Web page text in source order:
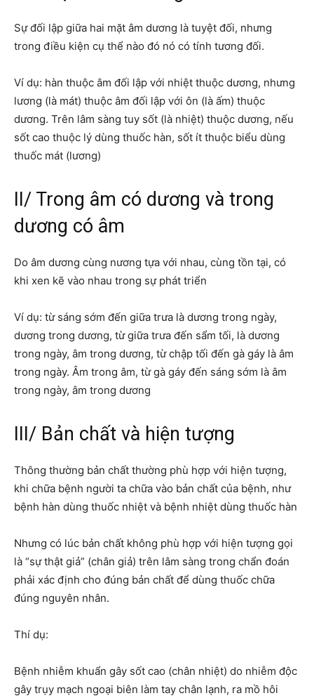
Sự đối lập giữa hai mặt âm dương là tuyệt đối, nhưng
trong điều kiện cụ thể nào đó nó có tính tương đối.
Ví dụ: hàn thuộc âm đối lập với nhiệt thuộc dương, nhưng
lương (là mát) thuộc âm đối lập với ôn (là ấm) thuộc
dương. Trên lâm sàng tuy sốt (là nhiệt) thuộc dương, nếu
sốt cao thuộc lý dùng thuốc hàn, sốt ít thuộc biểu dùng
thuốc mát (lương)
II/ Trong âm có dương và trong
dương có âm
Do âm dương cùng nương tựa với nhau, cùng tồn tại, có
khi xen kẽ vào nhau trong sự phát triển
Ví dụ: từ sáng sớm đến giữa trưa là dương trong ngày,
dương trong dương, từ giữa trưa đến sẩm tối, là dương
trong ngày, âm trong dương, từ chập tối đến gà gáy là âm
trong ngày. Âm trong âm, từ gà gáy đến sáng sớm là âm
trong ngày, âm trong dương
III/ Bản chất và hiện tượng
Thông thường bản chất thường phù hợp với hiện tượng,
khi chữa bệnh người ta chữa vào bản chất của bệnh, như
bệnh hàn dùng thuốc nhiệt và bệnh nhiệt dùng thuốc hàn
Nhưng có lúc bản chất không phù hợp với hiện tượng gọi
là “sự thật giả” (chân giả) trên lâm sàng trong chẩn đoán
phải xác định cho đúng bản chất để dùng thuốc chữa
đúng nguyên nhân.
Thí dụ:
Bệnh nhiễm khuẩn gây sốt cao (chân nhiệt) do nhiễm độc
gây trụy mạch ngoại biên làm tay chân lạnh, ra mồ hôi